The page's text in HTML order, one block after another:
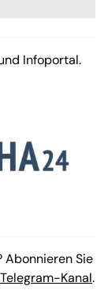
Infoportal.
Abonnieren Sie
Telegram-Kanal.